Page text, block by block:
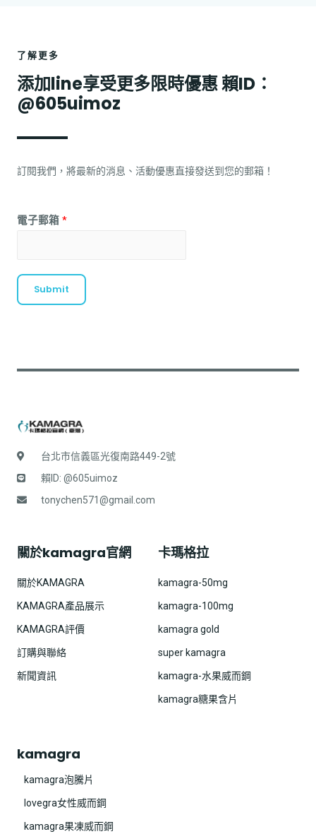
了解更多
添加line享受更多限時優惠 賴ID：
@605uimoz
訂閱我們，將最新的消息、活動優惠直接發送到您的郵箱！
電子郵箱 *
Submit
台北市信義區光復南路449-2號
賴ID: @605uimoz
tonychen571@gmail.com
關於kamagra官網
關於KAMAGRA
KAMAGRA產品展示
KAMAGRA評價
訂購與聯絡
新聞資訊
卡瑪格拉
kamagra-50mg
kamagra-100mg
kamagra gold
super kamagra
kamagra-水果威而鋼
kamagra糖果含片
kamagra
kamagra泡騰片
lovegra女性威而鋼
kamagra果凍威而鋼